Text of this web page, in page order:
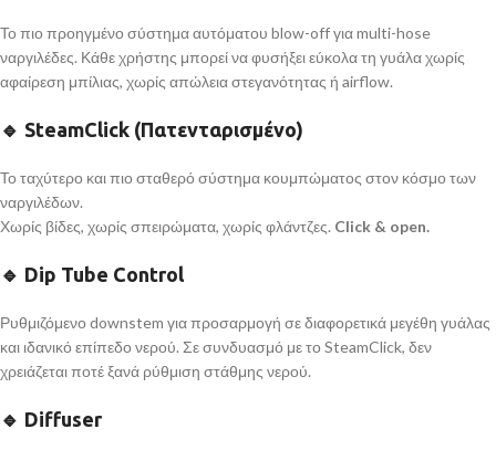
Το πιο προηγμένο σύστημα αυτόματου blow-off για multi-hose
ναργιλέδες. Κάθε χρήστης μπορεί να φυσήξει εύκολα τη γυάλα χωρίς
αφαίρεση μπίλιας, χωρίς απώλεια στεγανότητας ή airflow.
🔹 SteamClick (Πατενταρισμένο)
Το ταχύτερο και πιο σταθερό σύστημα κουμπώματος στον κόσμο των
ναργιλέδων.
Χωρίς βίδες, χωρίς σπειρώματα, χωρίς φλάντζες. Click & open.
🔹 Dip Tube Control
Ρυθμιζόμενο downstem για προσαρμογή σε διαφορετικά μεγέθη γυάλας
και ιδανικό επίπεδο νερού. Σε συνδυασμό με το SteamClick, δεν
χρειάζεται ποτέ ξανά ρύθμιση στάθμης νερού.
🔹 Diffuser